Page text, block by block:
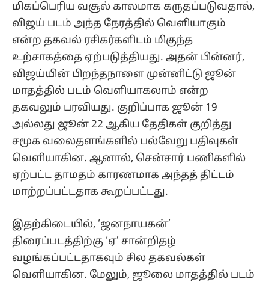
மிகப்பெரிய வசூல் காலமாக கருதப்படுவதால்,
விஜய் படம் அந்த நேரத்தில் வெளியாகும்
என்ற தகவல் ரசிகர்களிடம் மிகுந்த
உற்சாகத்தை ஏற்படுத்தியது. அதன் பின்னர்,
விஜய்யின் பிறந்தநாளை முன்னிட்டு ஜூன்
மாதத்தில் படம் வெளியாகலாம் என்ற
தகவலும் பரவியது. குறிப்பாக ஜூன் 19
அல்லது ஜூன் 22 ஆகிய தேதிகள் குறித்து
சமூக வலைதளங்களில் பல்வேறு பதிவுகள்
வெளியாகின. ஆனால், சென்சார் பணிகளில்
ஏற்பட்ட தாமதம் காரணமாக அந்தத் திட்டம்
மாற்றப்பட்டதாக கூறப்பட்டது.
இதற்கிடையில், ‘ஜனநாயகன்’
திரைப்படத்திற்கு ‘ஏ’ சான்றிதழ்
வழங்கப்பட்டதாகவும் சில தகவல்கள்
வெளியாகின. மேலும், ஜூலை மாதத்தில் படம்